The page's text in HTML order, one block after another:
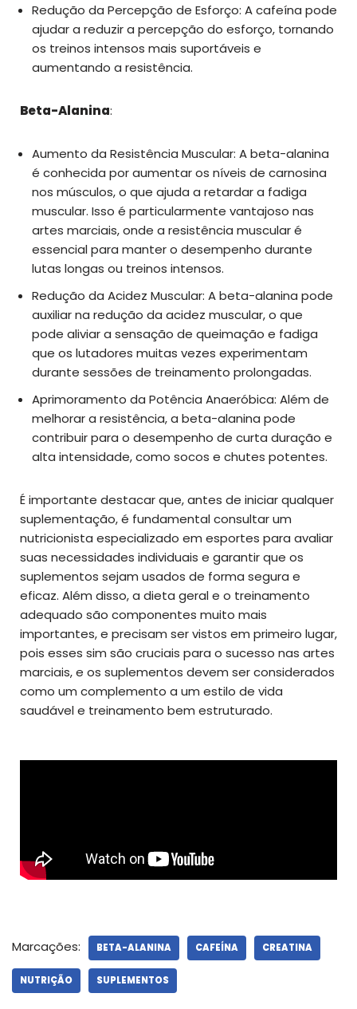
Redução da Percepção de Esforço: A cafeína pode
ajudar a reduzir a percepção do esforço, tornando
os treinos intensos mais suportáveis e
aumentando a resistência.
Beta-Alanina:
Aumento da Resistência Muscular: A beta-alanina
é conhecida por aumentar os níveis de carnosina
nos músculos, o que ajuda a retardar a fadiga
muscular. Isso é particularmente vantajoso nas
artes marciais, onde a resistência muscular é
essencial para manter o desempenho durante
lutas longas ou treinos intensos.
Redução da Acidez Muscular: A beta-alanina pode
auxiliar na redução da acidez muscular, o que
pode aliviar a sensação de queimação e fadiga
que os lutadores muitas vezes experimentam
durante sessões de treinamento prolongadas.
Aprimoramento da Potência Anaeróbica: Além de
melhorar a resistência, a beta-alanina pode
contribuir para o desempenho de curta duração e
alta intensidade, como socos e chutes potentes.
É importante destacar que, antes de iniciar qualquer
suplementação, é fundamental consultar um
nutricionista especializado em esportes para avaliar
suas necessidades individuais e garantir que os
suplementos sejam usados de forma segura e
eficaz. Além disso, a dieta geral e o treinamento
adequado são componentes muito mais
importantes, e precisam ser vistos em primeiro lugar,
pois esses sim são cruciais para o sucesso nas artes
marciais, e os suplementos devem ser considerados
como um complemento a um estilo de vida
saudável e treinamento bem estruturado.
Marcações: BETA-ALANINA CAFEÍNA CREATINA
NUTRIÇÃO SUPLEMENTOS